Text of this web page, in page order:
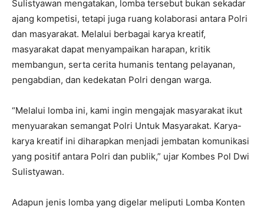
Sulistyawan mengatakan, lomba tersebut bukan sekadar
ajang kompetisi, tetapi juga ruang kolaborasi antara Polri
dan masyarakat. Melalui berbagai karya kreatif,
masyarakat dapat menyampaikan harapan, kritik
membangun, serta cerita humanis tentang pelayanan,
pengabdian, dan kedekatan Polri dengan warga.
“Melalui lomba ini, kami ingin mengajak masyarakat ikut
menyuarakan semangat Polri Untuk Masyarakat. Karya-
karya kreatif ini diharapkan menjadi jembatan komunikasi
yang positif antara Polri dan publik,” ujar Kombes Pol Dwi
Sulistyawan.
Adapun jenis lomba yang digelar meliputi Lomba Konten